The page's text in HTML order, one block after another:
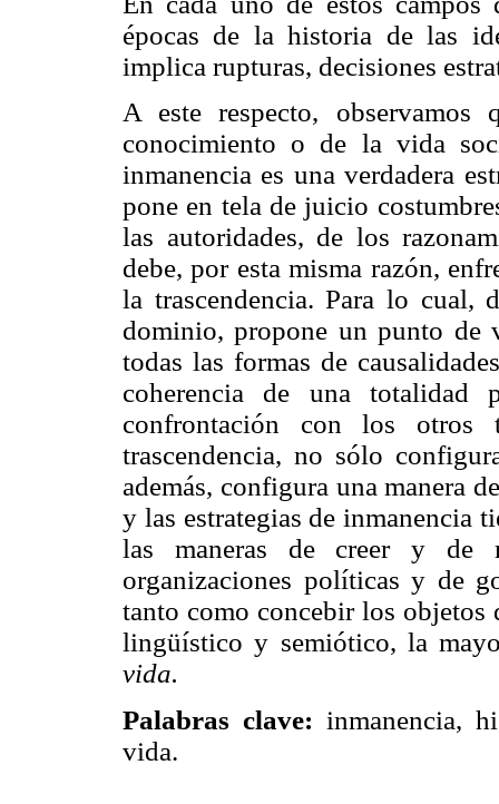
épocas de la historia de las
implica rupturas, decisiones
A este respecto,
conocimiento o de la vida
inmanencia es una verdadera
pone en tela de juicio
las autoridades, de los
debe, por esta misma razón,
la trascendencia. Para lo cual,
dominio, propone un punto de
todas las formas de
coherencia de una totalidad
confrontación con los
trascendencia, no sólo
además, configura una manera
y las estrategias de inmanencia
las maneras de creer y de
organizaciones políticas y de
tanto como concebir los objetos
lingüístico y semiótico, la
vida.
Palabras clave: inmanencia,
vida.